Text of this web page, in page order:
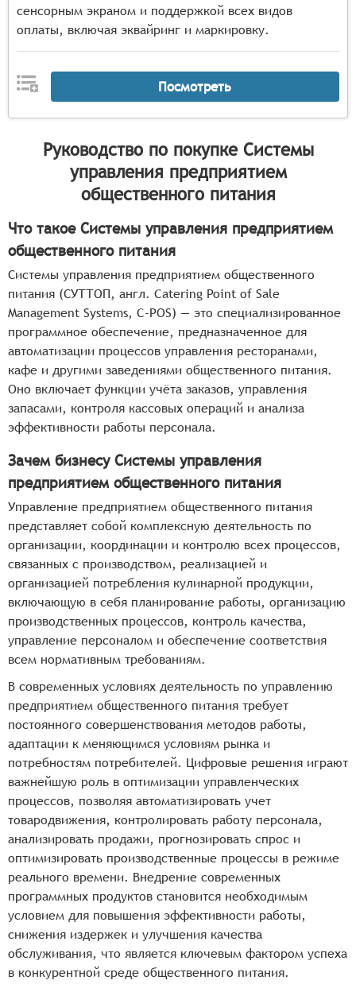
сенсорным экраном и поддержкой всех видов
оплаты, включая эквайринг и маркировку.
Посмотреть
Руководство по покупке Системы
управления предприятием
общественного питания
Что такое Системы управления предприятием
общественного питания
Системы управления предприятием общественного
питания (СУТТОП, англ. Catering Point of Sale
Management Systems, C-POS) — это специализированное
программное обеспечение, предназначенное для
автоматизации процессов управления ресторанами,
кафе и другими заведениями общественного питания.
Оно включает функции учёта заказов, управления
запасами, контроля кассовых операций и анализа
эффективности работы персонала.
Зачем бизнесу Системы управления
предприятием общественного питания
Управление предприятием общественного питания
представляет собой комплексную деятельность по
организации, координации и контролю всех процессов,
связанных с производством, реализацией и
организацией потребления кулинарной продукции,
включающую в себя планирование работы, организацию
производственных процессов, контроль качества,
управление персоналом и обеспечение соответствия
всем нормативным требованиям.
В современных условиях деятельность по управлению
предприятием общественного питания требует
постоянного совершенствования методов работы,
адаптации к меняющимся условиям рынка и
потребностям потребителей. Цифровые решения играют
важнейшую роль в оптимизации управленческих
процессов, позволяя автоматизировать учет
товародвижения, контролировать работу персонала,
анализировать продажи, прогнозировать спрос и
оптимизировать производственные процессы в режиме
реального времени. Внедрение современных
программных продуктов становится необходимым
условием для повышения эффективности работы,
снижения издержек и улучшения качества
обслуживания, что является ключевым фактором успеха
в конкурентной среде общественного питания.